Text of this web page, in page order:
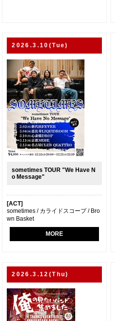
2026.3.10(Tue)
sometimes TOUR "We Have N
o Message"
[ACT]
sometimes / カライドスコープ / Bro
wn Basket
MORE
2026.3.12(Thu)